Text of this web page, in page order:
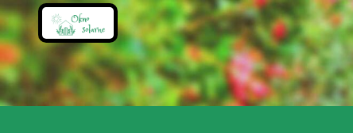
Skip
to
content